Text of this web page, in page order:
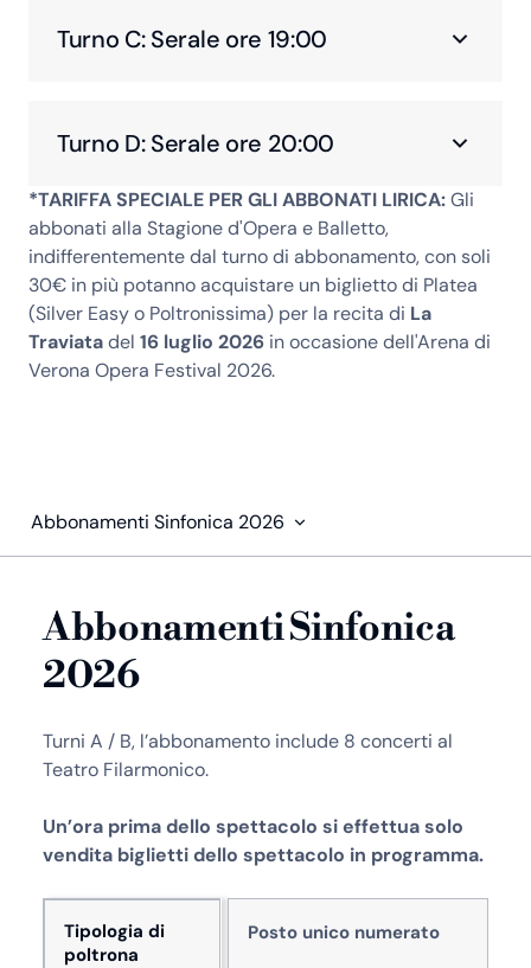
Turno C: Serale ore 19:00
Turno D: Serale ore 20:00
*TARIFFA SPECIALE PER GLI ABBONATI LIRICA:Gli
abbonati alla Stagione d'Opera e Balletto,
indifferentemente dal turno di abbonamento, con soli
30€ in più potanno acquistare un biglietto di Platea
(Silver Easy o Poltronissima) per la recita di La
Traviatadel 16 luglio 2026 in occasione dell'Arena di
Verona Opera Festival 2026.
Abbonamenti Sinfonica 2026
Abbonamenti Sinfonica
2026
Turni A / B, l’abbonamento include 8 concerti al
Teatro Filarmonico.
Un’ora prima dello spettacolo si effettua solo
vendita biglietti dello spettacolo in programma.
Tipologia di
poltrona
Posto unico numerato